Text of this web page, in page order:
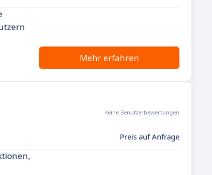
Mehr erfahren
Keine Benutzerbewertungen
Preis auf Anfrage